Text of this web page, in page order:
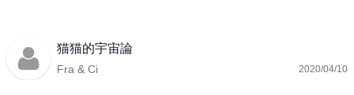
猫猫的宇宙論
Fra & Ci 2020/04/10